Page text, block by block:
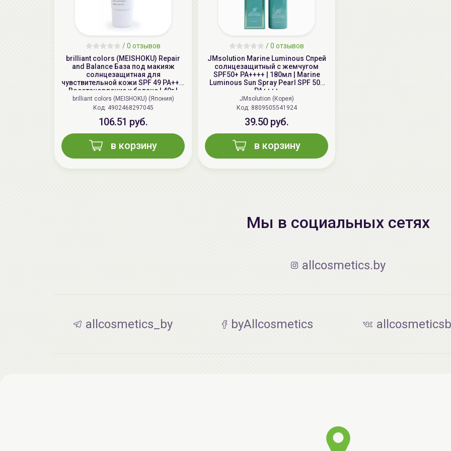
/0 отзывов
brilliant colors (MEISHOKU) Repair
and Balance База под макияж
солнцезащитная для
чувствительной кожи SPF 49 PA+++,
Восстановление и баланс | 40г |
Repair and Balance Skin Care UV
Base SPF 49 PA+++
brilliant colors (MEISHOKU) (Япония)
Код: 4902468297045
106.51 руб.
в корзину
/0 отзывов
JMsolution Marine Luminous Спрей
солнцезащитный с жемчугом
SPF50+ PA++++ | 180мл | Marine
Luminous Sun Spray Pearl SPF 50+
PA++++
JMsolution (Корея)
Код: 8809505541924
39.50 руб.
в корзину
Мы в социальных сетях
allcosmetics.by
allcosmetics_by byAllcosmetics